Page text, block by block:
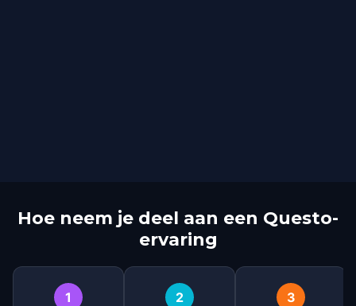
Hoe neem je deel aan een Questo-
ervaring
1 2 3